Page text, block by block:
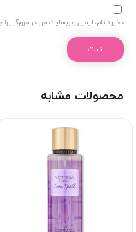
ذخیره نام، ایمیل و وبسایت من در مرورگر
محصولات مشابه